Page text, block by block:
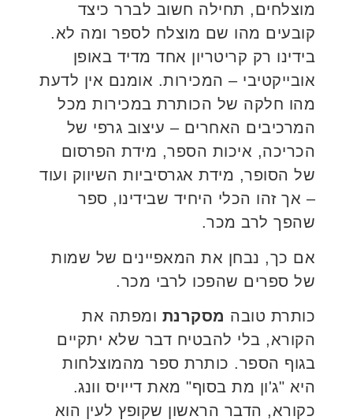
מוצלחים, תחילה חשוב לברר כיצד
קובעים מהו שם מוצלח לספר ומה לא.
בידינו רק קריטריון אחד מדיד באופן
אובייקטיבי – המכירות. אומנם אין לדעת
מהו חלקה של הכותרת במכירות מכל
המרכיבים האחרים – עיצוב גרפי של
הכריכה, איכות הספר, מידת הפרסום
של הסופר, מידת אגרסיביות השיווק ועוד
– אך זהו הכלי היחיד שבידינו, ספר
שהפך לרב מכר.
אם כך, נבחן את המאפיינים של שמות
של ספרים שהפכו לרבי מכר.
כותרת טובה מסקרנת ומפתה את
הקורא, בלי להבטיח דבר שלא יתקיים
בגוף הספר. כותרת ספר מהמוצלחות
היא "ג'ון מת בסוף" מאת דייויס וונג.
כקורא, הדבר הראשון שקופץ לעין הוא